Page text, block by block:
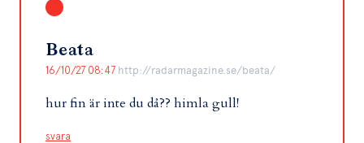
Beata
16/10/27 08:47 http://radarmagazine.se/beata/
hur fin är inte du då?? himla gull!
svara